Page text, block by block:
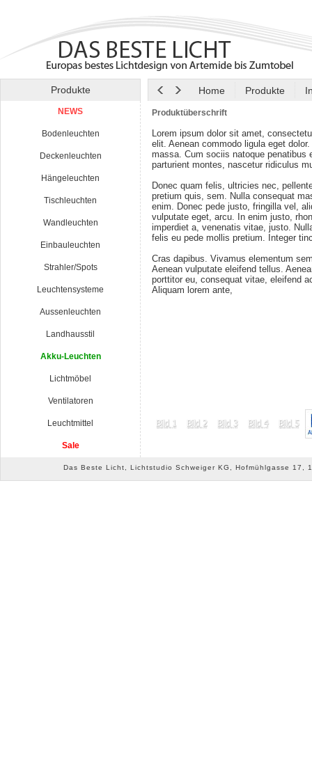
Produkte Home Produkte
NEWS
Bodenleuchten
Deckenleuchten
Hängeleuchten
Tischleuchten
Wandleuchten
Einbauleuchten
Strahler/Spots
Leuchtensysteme
Aussenleuchten
Landhausstil
Akku-Leuchten
Lichtmöbel
Ventilatoren
Leuchtmittel
Sale
Produktüberschrift
Lorem ipsum dolor sit amet,
elit. Aenean commodo ligula eget dolor.
massa. Cum sociis natoque penatibus
parturient montes, nascetur ridiculus
Donec quam felis, ultricies nec,
pretium quis, sem. Nulla consequat
enim. Donec pede justo, fringilla vel,
vulputate eget, arcu. In enim justo,
imperdiet a, venenatis vitae, justo.
felis eu pede mollis pretium. Integer
Cras dapibus. Vivamus elementum
Aenean vulputate eleifend tellus.
porttitor eu, consequat vitae, eleifend
Aliquam lorem ante,
Das Beste Licht, Lichtstudio Schweiger KG, Hofmühlgasse